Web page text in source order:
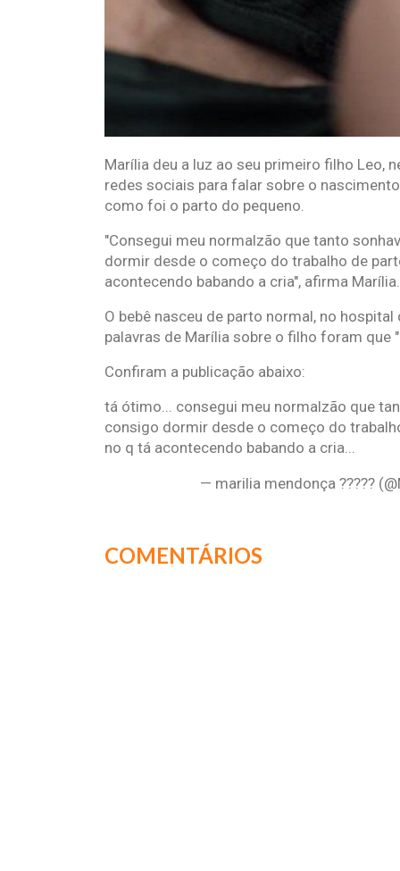
Marília deu a luz ao seu primeiro filho Leo,
redes sociais para falar sobre o
como foi o parto do pequeno.
"Consegui meu normalzão que tanto
dormir desde o começo do trabalho de
acontecendo babando a cria", afirma Marília.
O bebê nasceu de parto normal, no hospital
palavras de Marília sobre o filho foram que
Confiram a publicação abaixo:
tá ótimo... consegui meu normalzão que
consigo dormir desde o começo do
no q tá acontecendo babando a cria...
— marilia mendonça ?????
COMENTÁRIOS